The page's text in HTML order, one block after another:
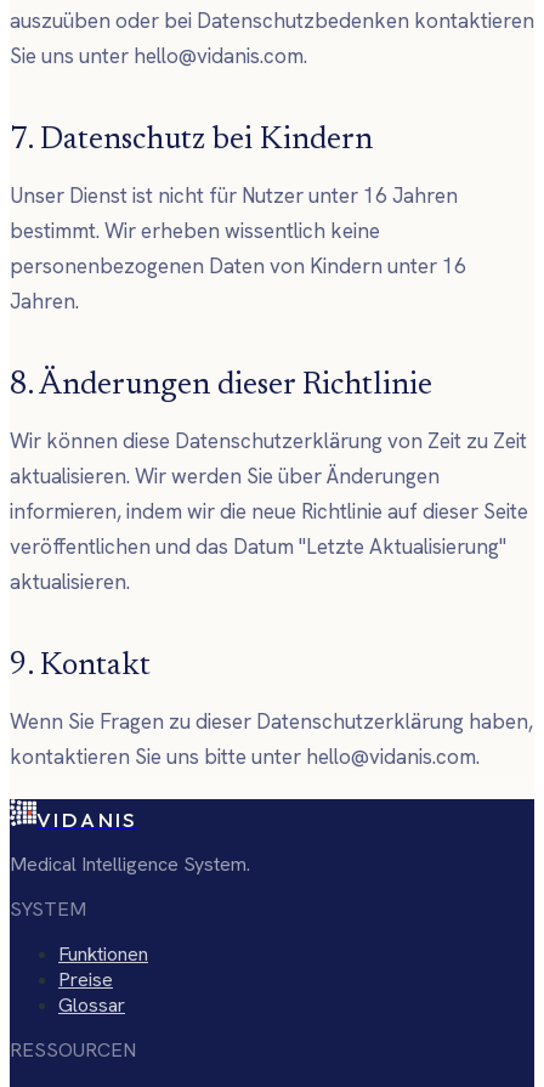
auszuüben oder bei Datenschutzbedenken kontaktieren
Sie uns unter hello@vidanis.com.
7. Datenschutz bei Kindern
Unser Dienst ist nicht für Nutzer unter 16 Jahren
bestimmt. Wir erheben wissentlich keine
personenbezogenen Daten von Kindern unter 16
Jahren.
8. Änderungen dieser Richtlinie
Wir können diese Datenschutzerklärung von Zeit zu Zeit
aktualisieren. Wir werden Sie über Änderungen
informieren, indem wir die neue Richtlinie auf dieser Seite
veröffentlichen und das Datum "Letzte Aktualisierung"
aktualisieren.
9. Kontakt
Wenn Sie Fragen zu dieser Datenschutzerklärung haben,
kontaktieren Sie uns bitte unter hello@vidanis.com.
VIDANIS
Medical Intelligence System.
SYSTEM
Funktionen
Preise
Glossar
RESSOURCEN